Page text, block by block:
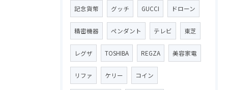
記念貨幣 グッチ GUCCI ドローン
精密機器 ペンダント テレビ 東芝
レグザ TOSHIBA REGZA 美容家電
リファ ケリー コイン